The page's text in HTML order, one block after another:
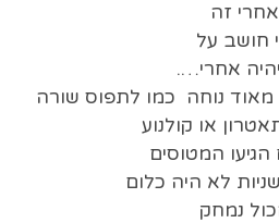
אחרי זה
חושב על
אחרי….
מאוד נוחה כמו לתפוס שורה
או קולנוע
הגיעו המטוסים
לא היה כלום
נמחק